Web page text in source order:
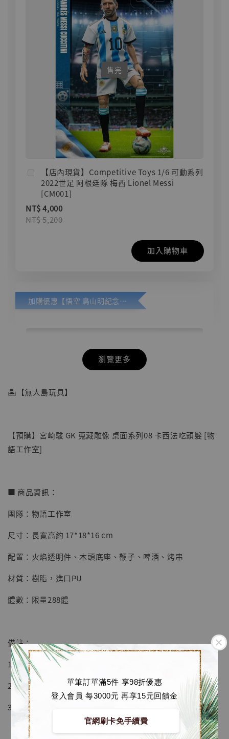
單筆訂單滿5件 享98折優惠
登入會員 每3000元 再享15元回饋金
官網刷卡免手續費
售完
【店內現貨】Competitive Toys 1/6 可動系列
2022世足 阿根廷隊 梅西 Lionel Messi
[CM001]
NT$ 4,000
NT$ 5,200
加入購物車
加購優惠【悟空 鳥山明紀念款 [奇蹟工作室]】
【店內現貨】七龍珠 系列蒐藏雕像 悟空 鳥山
明紀念款 [奇蹟工作室]
NT$ 5,580
加購優惠【海賊王 布魯克達摩 [7STARS Studio]】
瀏覽更多
🏝【無人島玩具】
【預購】宮崎駿 GK 蒐藏雕像 桌面系列08 卡西法吃頭髮 [物
語工作室]
■ 商品資訊：
團隊：物語工作室
尺寸：長寬高約 17*18*16 cm
配置：火焰透明件、木頭底座、鞭子、啤酒、烤串
材質：樹脂，進口PU
體數：限量288體
備註：
1.桌面系列第8彈，依舊是大尺寸系列！
2.卡西法可亮燈(長亮/呼吸燈)
3.吃頭髮動作可以替換成喝酒跟擼串！